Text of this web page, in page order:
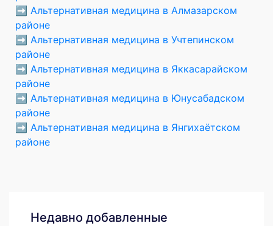
➡️ Альтернативная медицина в Алмазарском
районе
➡️ Альтернативная медицина в Учтепинском
районе
➡️ Альтернативная медицина в Яккасарайском
районе
➡️ Альтернативная медицина в Юнусабадском
районе
➡️ Альтернативная медицина в Янгихаётском
районе
Недавно добавленные